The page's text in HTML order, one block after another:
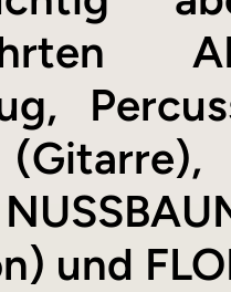
(Gitarre),
und